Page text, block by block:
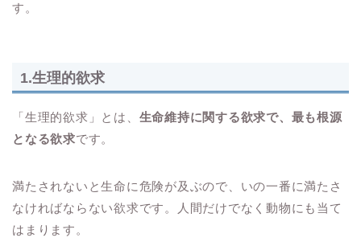
す。
1.生理的欲求
「生理的欲求」とは、 生命維持に関する欲求で、最も根源
となる欲求です。
満たされないと生命に危険が及ぶので、いの一番に満たさ
なければならない欲求です。人間だけでなく動物にも当て
はまります。